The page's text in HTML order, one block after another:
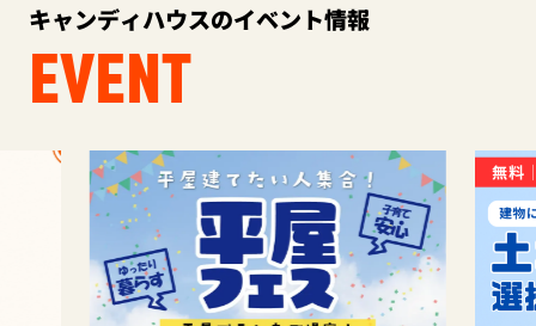
キャンディハウスのイベント情報
EVENT